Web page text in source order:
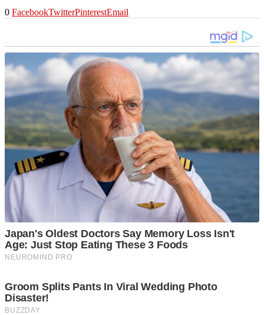
0 FacebookTwitterPinterestEmail